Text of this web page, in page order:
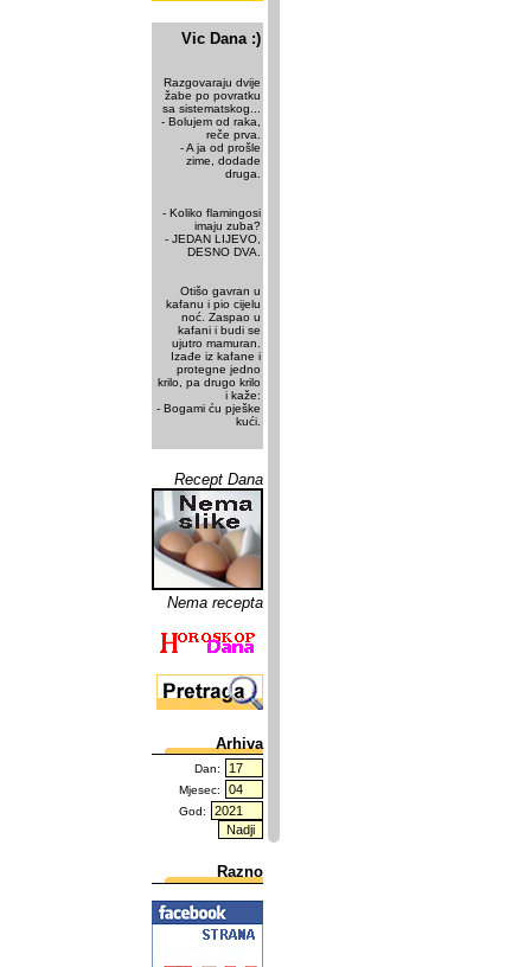
Vic Dana :)
Razgovaraju dvije
žabe po povratku
sa sistematskog...
- Bolujem od raka,
reče prva.
- A ja od prošle
zime, dodade
druga.
- Koliko flamingosi
imaju zuba?
- JEDAN LIJEVO,
DESNO DVA.
Otišo gavran u
kafanu i pio cijelu
noć. Zaspao u
kafani i budi se
ujutro mamuran.
Izađe iz kafane i
protegne jedno
krilo, pa drugo krilo
i kaže:
- Bogami ću pješke
kući.
Recept Dana
Nema recepta
Arhiva
Dan:
Mjesec:
God:
Razno